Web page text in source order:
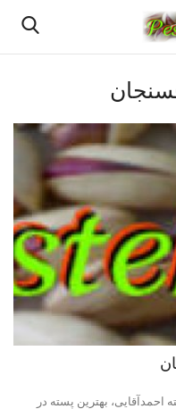
احمدآقایی، بهترین پسته در